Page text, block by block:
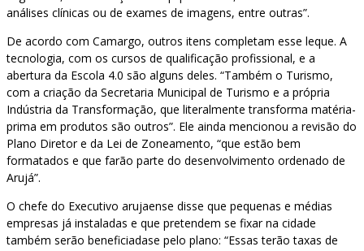
análises clínicas ou de exames de imagens, entre outras”.
De acordo com Camargo, outros itens completam esse leque. A
tecnologia, com os cursos de qualificação profissional, e a
abertura da Escola 4.0 são alguns deles. “Também o Turismo,
com a criação da Secretaria Municipal de Turismo e a própria
Indústria da Transformação, que literalmente transforma matéria-
prima em produtos são outros”. Ele ainda mencionou a revisão do
Plano Diretor e da Lei de Zoneamento, “que estão bem
formatados e que farão parte do desenvolvimento ordenado de
Arujá”.
O chefe do Executivo arujaense disse que pequenas e médias
empresas já instaladas e que pretendem se fixar na cidade
também serão beneficiadase pelo plano: “Essas terão taxas de